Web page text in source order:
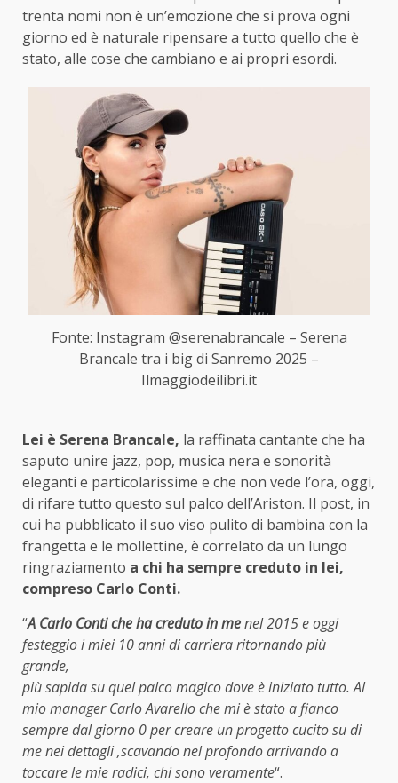
trenta nomi non è un’emozione che si prova ogni
giorno ed è naturale ripensare a tutto quello che è
stato, alle cose che cambiano e ai propri esordi.
Fonte: Instagram @serenabrancale – Serena
Brancale tra i big di Sanremo 2025 –
Ilmaggiodeilibri.it
Lei è Serena Brancale, la raffinata cantante che ha
saputo unire jazz, pop, musica nera e sonorità
eleganti e particolarissime e che non vede l’ora, oggi,
di rifare tutto questo sul palco dell’Ariston. Il post, in
cui ha pubblicato il suo viso pulito di bambina con la
frangetta e le mollettine, è correlato da un lungo
ringraziamento a chi ha sempre creduto in lei,
compreso Carlo Conti.
“A Carlo Conti che ha creduto in menel 2015 e oggi
festeggio i miei 10 anni di carriera ritornando più
grande,
più sapida su quel palco magico dove è iniziato tutto. Al
mio manager Carlo Avarello che mi è stato a fianco
sempre dal giorno 0 per creare un progetto cucito su di
me nei dettagli ,scavando nel profondo arrivando a
toccare le mie radici, chi sono veramente“.